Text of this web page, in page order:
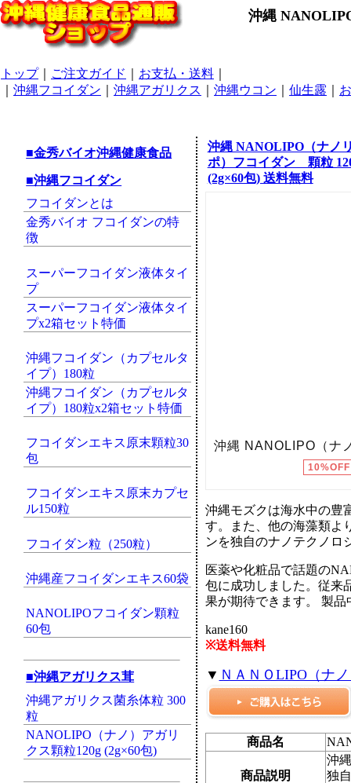
沖縄
トップ｜ ご注文ガイド お支払・送料
沖縄フコイダン 沖縄アガリクス 沖縄ウコン 仙生露
■金秀バイオ沖縄健康食品
■沖縄フコイダン
フコイダンとは
金秀バイオ フコイダンの特
徴
スーパーフコイダン液体タイ
プ
スーパーフコイダン液体タイ
プx2箱セット特価
沖縄フコイダン（カプセルタ
イプ）180粒
沖縄フコイダン（カプセルタ
イプ）180粒x2箱セット特価
フコイダンエキス原末顆粒30
包
フコイダンエキス原末カプセ
ル150粒
フコイダン粒（250粒）
沖縄産フコイダンエキス60袋
NANOLIPOフコイダン顆粒
60包
■沖縄アガリクス茸
沖縄アガリクス菌糸体粒 300
粒
NANOLIPO（ナノ）アガリ
クス顆粒120g (2g×60包)
沖縄 NANOLIPO（ナノ
ポ）フコイダン 顆粒
(2g×60包) 送料無料
沖縄モズクは海水中の豊
す。また、他の海藻類よ
ンを独自のナノテクノロ
医薬や化粧品で話題の
包に成功しました。従来
果が期待できます。 製
kane160
※送料無料
▼ ＮＡＮＯLIPO（ナ
商品名
商品説明
沖
独